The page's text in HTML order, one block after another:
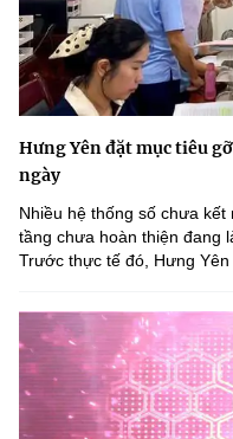
Hưng Yên đặt mục tiêu
ngày
Nhiều hệ thống số chưa
tầng chưa hoàn thiện đang
Trước thực tế đó, Hưng Yên